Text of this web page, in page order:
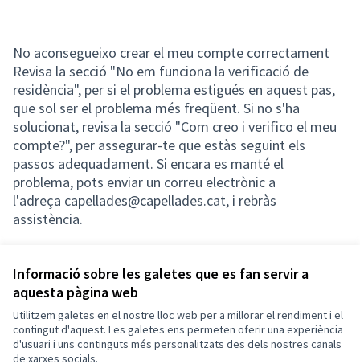
Informació sobre les galetes que es fan servir a
aquesta pàgina web
Utilitzem galetes en el nostre lloc web per a millorar el rendiment i el
contingut d'aquest. Les galetes ens permeten oferir una experiència
d'usuari i uns continguts més personalitzats des dels nostres canals
de xarxes socials.
No aconsegueixo crear el meu compte correctament
Revisa la secció "No em funciona la verificació de
residència", per si el problema estigués en aquest pas,
que sol ser el problema més freqüent. Si no s'ha
solucionat, revisa la secció "Com creo i verifico el meu
compte?", per assegurar-te que estàs seguint els
passos adequadament. Si encara es manté el
problema, pots enviar un correu electrònic a
l'adreça capellades@capellades.cat, i rebràs
assistència.
Termes i condicions d'ús
Configuració de les galetes
Capellades a X
(Enllaç extern)
Capellades a Facebook
(Enllaç extern)
Triar la llenguaElegir el idioma